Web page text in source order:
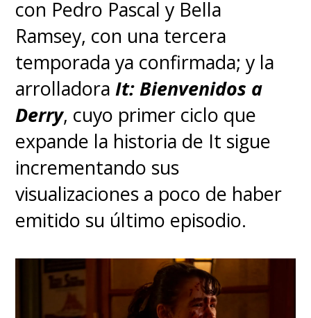
meter, no podían hacerlo de
forma coloquial, que era lo
que necesitábamos. Fue
agotador", reconoció.
La séptima temporada
tendrá episodios de estreno
cada domingo en el
streaming HBO Max. No
del ciclo.
con Pedro Pascal y Bella
Ramsey, con una tercera
temporada ya confirmada; y la
arrolladoraIt: Bienvenidos a
Derry, cuyo primer ciclo que
expande la historia de It sigue
incrementando sus
visualizaciones a poco de haber
emitido su último episodio.